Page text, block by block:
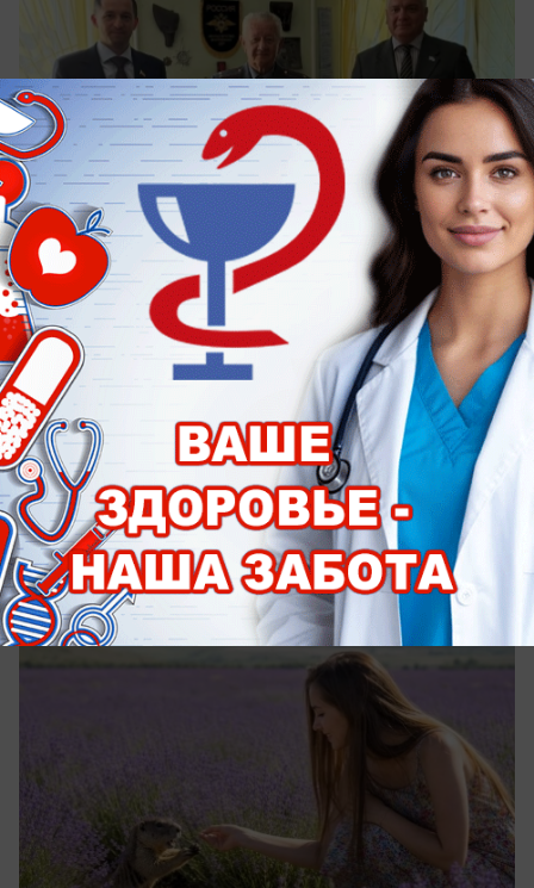
вчера в 19:00 0
ЗДОРОВЬЕ
И бешенство тоже: таганрожцам
рассказали чем их могут заразить
животные
Памятка от Роспотребнадзора